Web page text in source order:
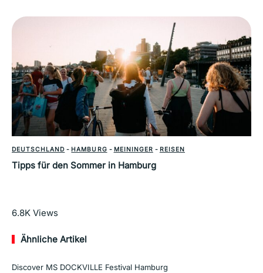
DEUTSCHLAND - HAMBURG - MEININGER - REISEN
Tipps für den Sommer in Hamburg
Mehr lesen
6.8K Views
Ähnliche Artikel
Discover MS DOCKVILLE Festival Hamburg